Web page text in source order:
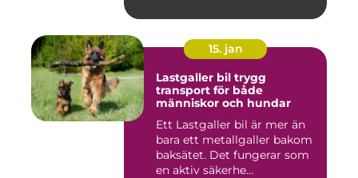
15. jan
Lastgaller bil trygg
transport för både
människor och hundar
Ett Lastgaller bil är mer än
bara ett metallgaller bakom
baksätet. Det fungerar som
en aktiv säkerhe...